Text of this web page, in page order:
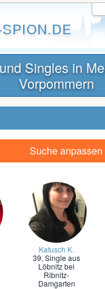
Singles in
Vorpommern
Suche anpassen
Katusch K.
39, Single aus
Löbnitz bei
Ribnitz-
Damgarten